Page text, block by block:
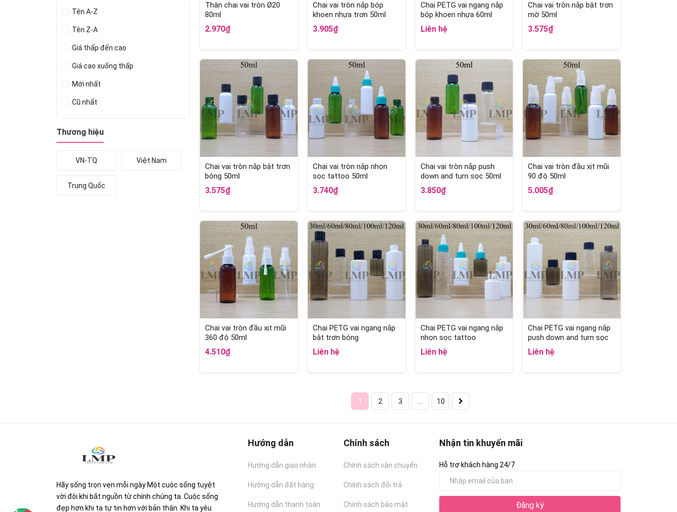
Tên A-Z
Tên Z-A
Giá thấp đến cao
Giá cao xuống thấp
Mới nhất
Cũ nhất
Thương hiệu
VN-TQ Việt Nam
Trung Quốc
Thân chai vai tròn Ø20
80ml
2.970₫
Chai vai tròn nắp bóp
khoen nhựa trơn 50ml
3.905₫
Chai PETG vai ngang nắp
bóp khoen nhựa 60ml
Liên hệ
Chai vai tròn nắp bật trơn
mờ 50ml
3.575₫
Chai vai tròn nắp bật trơn
bóng 50ml
3.575₫
Chai vai tròn nắp nhọn
sọc tattoo 50ml
3.740₫
Chai vai tròn nắp push
down and turn sọc 50ml
3.850₫
Chai vai tròn đầu xịt mũi
90 độ 50ml
5.005₫
Chai vai tròn đầu xịt mũi
360 độ 50ml
4.510₫
Chai PETG vai ngang nắp
bật trơn bóng
Liên hệ
Chai PETG vai ngang nắp
nhọn sọc tattoo
Liên hệ
Chai PETG vai ngang nắp
push down and turn sọc
Liên hệ
1 2 3 10
Hãy sống trọn vẹn mỗi ngày Một cuộc sống tuyệt
vời đôi khi bắt nguồn từ chính chúng ta. Cuộc sống
đẹp hơn khi ta tự tin hơn với bản thân. Khi ta yêu
Hướng dẫn
Hướng dẫn giao nhận
Hướng dẫn đặt hàng
Hướng dẫn thanh toán
Chính sách
Chính sách vận chuyển
Chính sách đổi trả
Chính sách bảo mật
Nhận tin khuyến mãi
Hỗ trợ khách hàng 24/7
Đăng ký